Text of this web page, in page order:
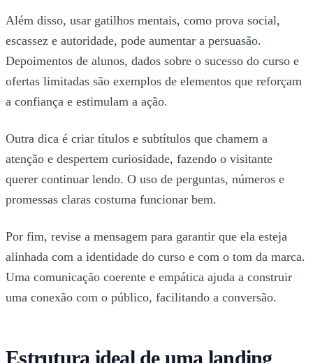
Além disso, usar gatilhos mentais, como prova social,
escassez e autoridade, pode aumentar a persuasão.
Depoimentos de alunos, dados sobre o sucesso do curso e
ofertas limitadas são exemplos de elementos que reforçam
a confiança e estimulam a ação.
Outra dica é criar títulos e subtítulos que chamem a
atenção e despertem curiosidade, fazendo o visitante
querer continuar lendo. O uso de perguntas, números e
promessas claras costuma funcionar bem.
Por fim, revise a mensagem para garantir que ela esteja
alinhada com a identidade do curso e com o tom da marca.
Uma comunicação coerente e empática ajuda a construir
uma conexão com o público, facilitando a conversão.
Estrutura ideal de uma landing